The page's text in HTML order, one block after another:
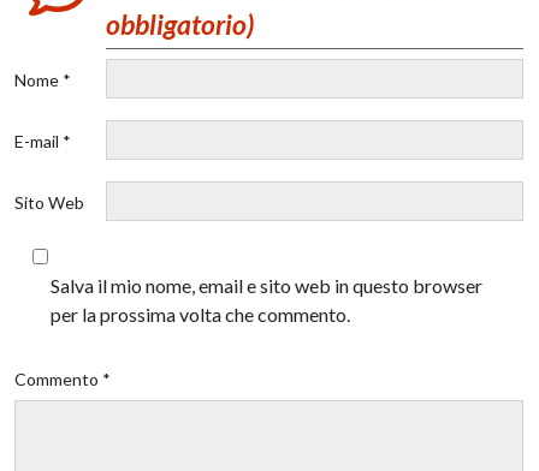
obbligatorio)
Nome *
E-mail *
Sito Web
Salva il mio nome, email e sito web in questo browser
per la prossima volta che commento.
Commento *